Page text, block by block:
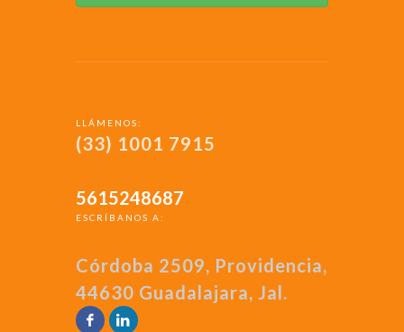
LLÁMENOS:
(33) 1001 7915
5615248687
ESCRÍBANOS A:
Córdoba 2509, Providencia,
44630 Guadalajara, Jal.